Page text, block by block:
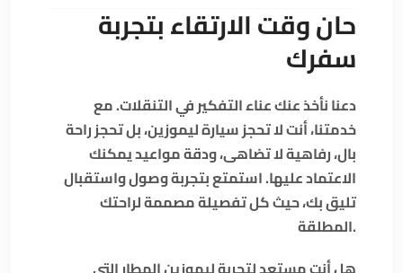
حان وقت الارتقاء بتجربة
سفرك
دعنا نأخذ عنك عناء التفكير في التنقلات. مع
خدمتنا، أنت لا تحجز سيارة ليموزين، بل تحجز راحة
بال، رفاهية لا تضاهى، ودقة مواعيد يمكنك
الاعتماد عليها. استمتع بتجربة وصول واستقبال
تليق بك، حيث كل تفصيلة مصممة لراحتك
المطلقة.